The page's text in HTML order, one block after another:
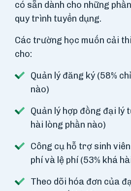
có sẵn dành cho những
quy trình tuyển dụng.
Các trường học muốn cải
cho:
Quản lý đăng ký (58%
nào)
Quản lý hợp đồng đại lý
hài lòng phần nào)
Công cụ hỗ trợ sinh
phí và lệ phí (53% khá
Theo dõi hóa đơn của